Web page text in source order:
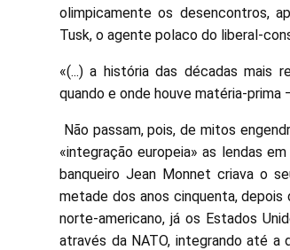
olimpicamente os desencontros,
Tusk, o agente polaco do liberal-
«(...) a história das décadas mais
quando e onde houve matéria-
Não passam, pois, de mitos
«integração europeia» as lendas
banqueiro Jean Monnet criava o
metade dos anos cinquenta,
norte-americano, já os Estados
através da NATO, integrando até a